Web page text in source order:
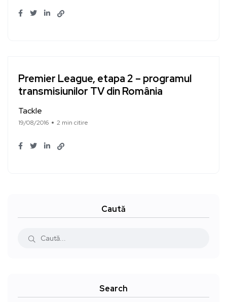
Premier League, etapa 2 – programul
transmisiunilor TV din România
Tackle
19/08/2016 2 min citire
Caută
Search